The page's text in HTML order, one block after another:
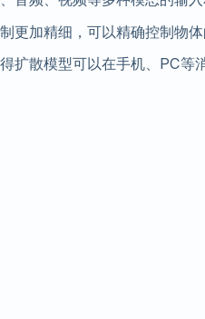
更加精细，可以精确控制物
扩散模型可以在手机、PC等